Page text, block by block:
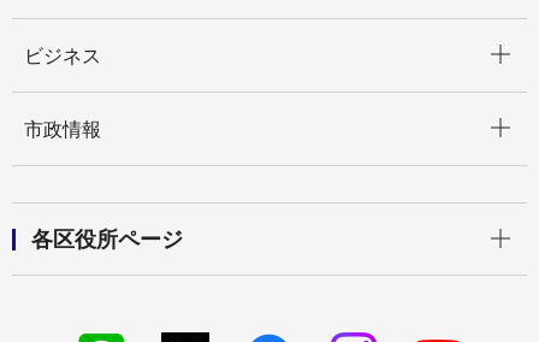
ビジネス
市政情報
各区役所ページ